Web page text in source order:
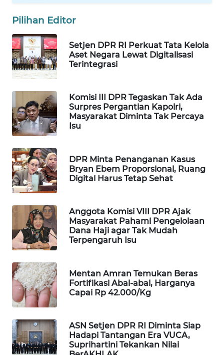
Pilihan Editor
Setjen DPR RI Perkuat Tata Kelola
Aset Negara Lewat Digitalisasi
Terintegrasi
Komisi III DPR Tegaskan Tak Ada
Surpres Pergantian Kapolri,
Masyarakat Diminta Tak Percaya
Isu
DPR Minta Penanganan Kasus
Bryan Ebem Proporsional, Ruang
Digital Harus Tetap Sehat
Anggota Komisi VIII DPR Ajak
Masyarakat Pahami Pengelolaan
Dana Haji agar Tak Mudah
Terpengaruh Isu
Mentan Amran Temukan Beras
Fortifikasi Abal-abal, Harganya
Capai Rp 42.000/Kg
ASN Setjen DPR RI Diminta Siap
Hadapi Tantangan Era VUCA,
Suprihartini Tekankan Nilai
TV
WAHANANEWS
ID
WAHANANEWS
CO ID
WAHANANEWS
NET
SPORT
WAHANA
UMKM
WAHANA
SELEB
PERSONA
WAHANA
OTOMOTIF
WAHANA
HEALTH